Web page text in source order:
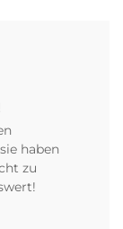
haben
zu